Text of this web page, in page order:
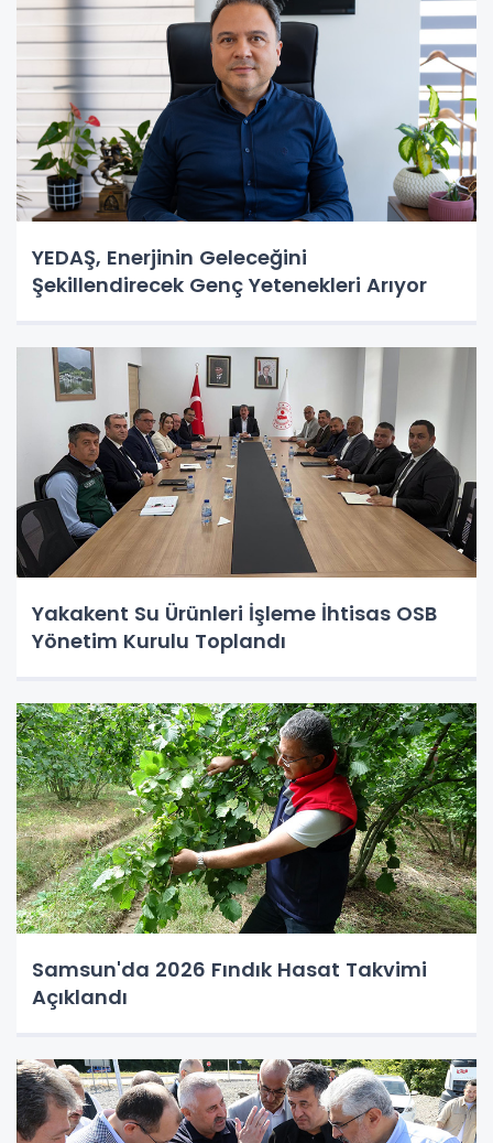
YEDAŞ, Enerjinin Geleceğini
Şekillendirecek Genç Yetenekleri Arıyor
Yakakent Su Ürünleri İşleme İhtisas OSB
Yönetim Kurulu Toplandı
Samsun'da 2026 Fındık Hasat Takvimi
Açıklandı